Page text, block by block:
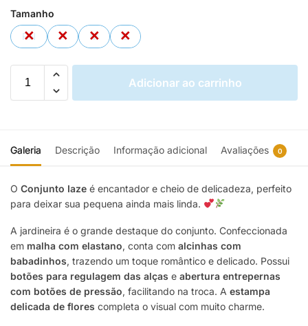
Tamanho
RN P M G
Adicionar ao carrinho
Galeria Descrição Informação adicional Avaliações 0
O Conjunto Iaze é encantador e cheio de delicadeza, perfeito
para deixar sua pequena ainda mais linda.
A jardineira é o grande destaque do conjunto. Confeccionada
em malha com elastano, conta com alcinhas com
babadinhos, trazendo um toque romântico e delicado. Possui
botões para regulagem das alças e abertura entrepernas
com botões de pressão, facilitando na troca. A estampa
delicada de flores completa o visual com muito charme.